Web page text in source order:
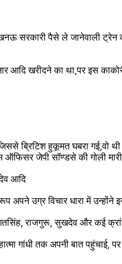
सरकारी पैसे ले जानेवाली
था,पर इस काकोरी काण्ड में क‌ई
ब्रिटिश हुकूमत घबरा गई,वो
जेपी सॉण्डसे की गोली
आदि
उग्र विचार धारा में उन्होंने
हालांकि सॉण्डसे
गांधी तक अपनी बात पहुंचाई,